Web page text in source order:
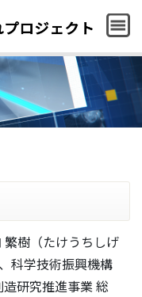
樹（たけうちしげ
科学技術振興機構
造研究推進事業 総